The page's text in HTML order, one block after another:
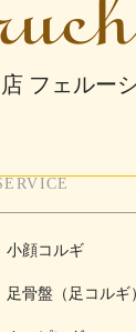
フェルー
小顔コルギ
足骨盤（足コルギ